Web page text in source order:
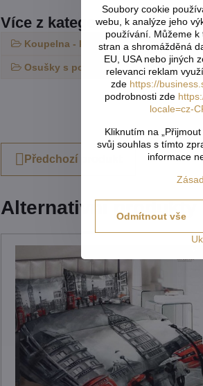
Více z kategorie
Koupelna - koupelnové předložky,
Osušky s potiskem Bytový
Předchozí produkt
Alternativní produkty
Soubory cookie
webu, k analýze jeho
používání. Můžeme
stran a shromážděná
EU, USA nebo jiných
relevanci reklam
zde https://
podrobnosti zde
locale=cz-
Kliknutím na
svůj souhlas s tímto
informace
Odmítnout vše